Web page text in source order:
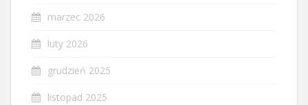
marzec 2026
luty 2026
grudzień 2025
listopad 2025